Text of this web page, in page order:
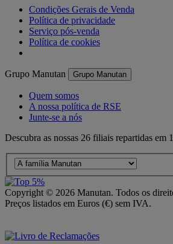
Condições Gerais de Venda
Política de privacidade
Serviço pós-venda
Política de cookies
Grupo Manutan Grupo Manutan
Quem somos
A nossa política de RSE
Junte-se a nós
Descubra as nossas 26 filiais repartidas em
Copyright © 2026 Manutan. Todos os
Preços listados em Euros (€) sem IVA.